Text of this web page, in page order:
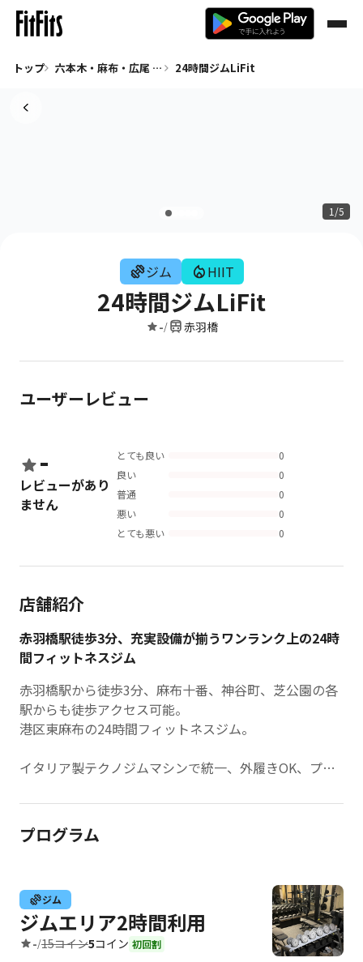
トップ 六本木・麻布・広尾 ジム 24時間ジムLiFit
1/5
ジム HIIT
24時間ジムLiFit
-/ 赤羽橋
ユーザーレビュー
-
レビューがあり
ません
とても良い
0
良い
0
普通
0
悪い
0
とても悪い
0
店舗紹介
赤羽橋駅徒歩3分、充実設備が揃うワンランク上の24時
間フィットネスジム
赤羽橋駅から徒歩3分、麻布十番、神谷町、芝公園の各
駅からも徒歩アクセス可能。
港区東麻布の24時間フィットネスジム。
イタリア製テクノジムマシンで統一、外履きOK、プロ
ーニング可能
フィットネス初心者から上級者まで、全ての方が快適に
ンク上のフィットネス空間を提供しています。
プログラム
ジム
ジムエリア2時間利用
-/15コイン5コイン 初回割